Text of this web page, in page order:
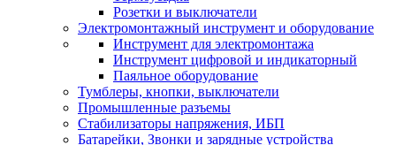
Розетки и выключатели
Электромонтажный инструмент и оборудование
Инструмент для электромонтажа
Инструмент цифровой и индикаторный
Паяльное оборудование
Тумблеры, кнопки, выключатели
Промышленные разъемы
Стабилизаторы напряжения, ИБП
Батарейки, Звонки и зарядные устройства